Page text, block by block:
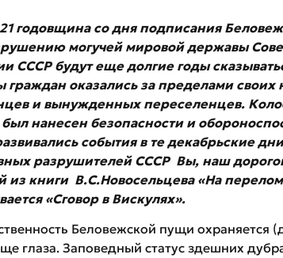
годовщина со дня подписания
могучей мировой державы
СССР будут еще долгие годы
граждан оказались за пределами своих
и вынужденных переселенцев.
нанесен безопасности и
события в те декабрьские дни
разрушителей СССР Вы, наш
из книги В.С.Новосельцева «На
«Сговор в Вискулях».
Беловежской пущи охраняется
глаза. Заповедный статус здешних